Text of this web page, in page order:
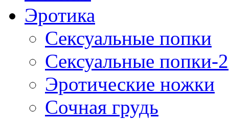
Эротика
Сексуальные попки
Сексуальные попки-2
Эротические ножки
Сочная грудь